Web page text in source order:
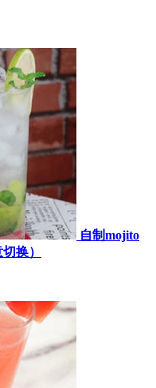
自制mojito
换）